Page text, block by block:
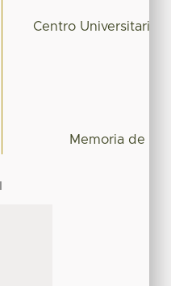
Centro Universitario
Memoria de